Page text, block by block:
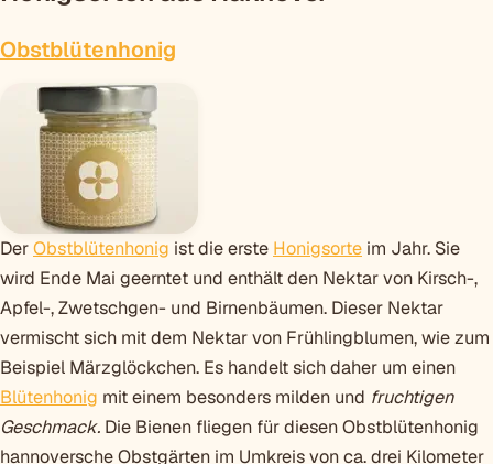
Obstblütenhonig
DerObstblütenhonig ist die erste Honigsorte im Jahr. Sie
wird Ende Mai geerntet und enthält den Nektar von Kirsch-,
Apfel-, Zwetschgen- und Birnenbäumen. Dieser Nektar
vermischt sich mit dem Nektar von Frühlingblumen, wie zum
Beispiel Märzglöckchen. Es handelt sich daher um einen
Blütenhonig mit einem besonders milden und fruchtigen
Geschmack. Die Bienen fliegen für diesen Obstblütenhonig
hannoversche Obstgärten im Umkreis von ca. drei Kilometer